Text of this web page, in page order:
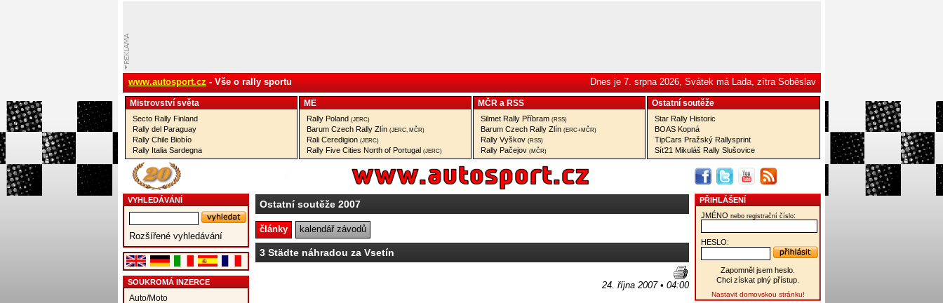
www.autosport.cz - Vše o rally sportu Dnes je 7. srpna 2026, Svátek má Lada, zítra Soběslav
Mistrovství­ světa
Secto Rally Finland
Rally del Paraguay
Rally Chile Biobío
Rally Italia Sardegna
ME
Rally Poland (JERC)
Barum Czech Rally Zlín (JERC, MČR)
Rali Ceredigion (JERC)
Rally Five Cities North of Portugal (JERC)
MČR a RSS
Silmet Rally Příbram (RSS)
Barum Czech Rally Zlín (ERC+MČR)
Rally Vyškov (RSS)
Rally Pačejov (MČR)
Ostatní­ soutěže
Star Rally Historic
BOAS Kopná
TipCars Pražský Rallysprint
Síť21 Mikuláš Rally Slušovice
VYHLEDÁVÁNÍ
Rozšířené vyhledávání
SOUKROMÁ INZERCE
Auto/Moto
Ostatní soutěže 2007
články kalendář závodů
3 Städte náhradou za Vsetín
24. října 2007 • 04:00
PŘIHLÁŠENÍ
JMÉNO nebo registrační číslo:
HESLO:
Zapomněl jsem heslo.
Chci získat plný přístup.
Nastavit domovskou stránku!